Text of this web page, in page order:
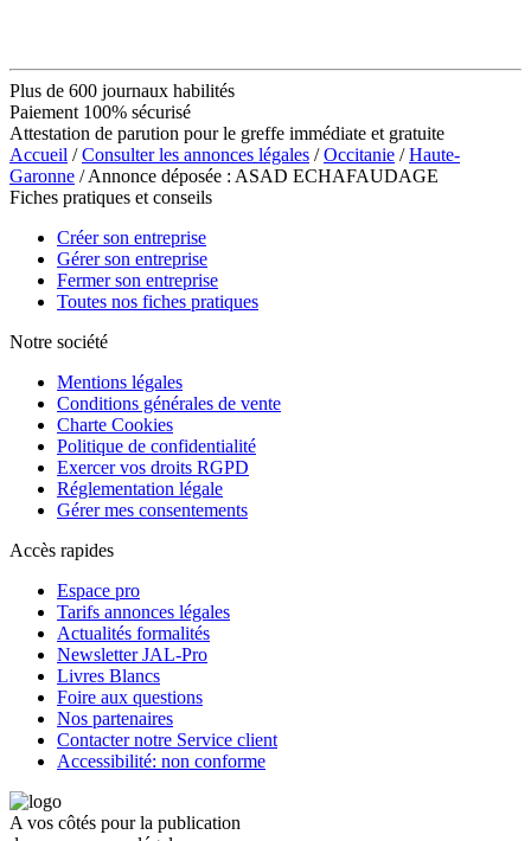
Plus de 600 journaux habilités
Paiement 100% sécurisé
Attestation de parution pour le greffe immédiate et gratuite
Accueil /Consulter les annonces légales /Occitanie /Haute-
Garonne / Annonce déposée : ASAD ECHAFAUDAGE
Fiches pratiques et conseils
Créer son entreprise
Gérer son entreprise
Fermer son entreprise
Toutes nos fiches pratiques
Notre société
Mentions légales
Conditions générales de vente
Charte Cookies
Politique de confidentialité
Exercer vos droits RGPD
Réglementation légale
Gérer mes consentements
Accès rapides
Espace pro
Tarifs annonces légales
Actualités formalités
Newsletter JAL-Pro
Livres Blancs
Foire aux questions
Nos partenaires
Contacter notre Service client
Accessibilité: non conforme
A vos côtés pour la publication